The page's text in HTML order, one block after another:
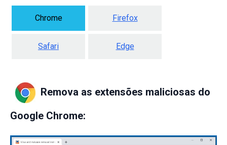
Chrome Firefox
Safari Edge
Remova as extensões maliciosas do
Google Chrome: